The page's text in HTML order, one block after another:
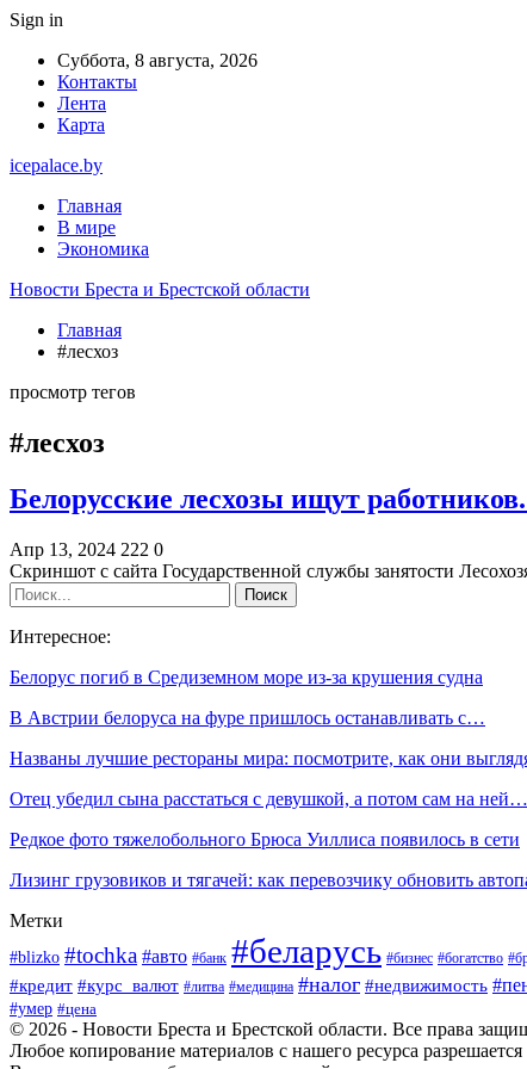
Sign in
Суббота, 8 августа, 2026
Контакты
Лента
Карта
icepalace.by
Главная
В мире
Экономика
Новости Бреста и Брестской области
Главная
#лесхоз
просмотр тегов
#лесхоз
Белорусские лесхозы ищут
Апр 13, 2024 222 0
Скриншот с сайта Государственной службы занятости
Интересное:
Белорус погиб в Средиземном море из-за крушения судна
В Австрии белоруса на фуре пришлось останавливать с…
Названы лучшие рестораны мира: посмотрите, как они
Отец убедил сына расстаться с девушкой, а потом сам на ней…
Редкое фото тяжелобольного Брюса Уиллиса появилось в сети
Лизинг грузовиков и тягачей: как перевозчику обновить
Метки
#blizko #tochka #авто #банк #беларусь #бизнес #богатство
#кредит #курс_валют #литва #медицина #налог #недвижимость
#умер #цена
© 2026 - Новости Бреста и Брестской области. Все права
Любое копирование материалов с нашего ресурса